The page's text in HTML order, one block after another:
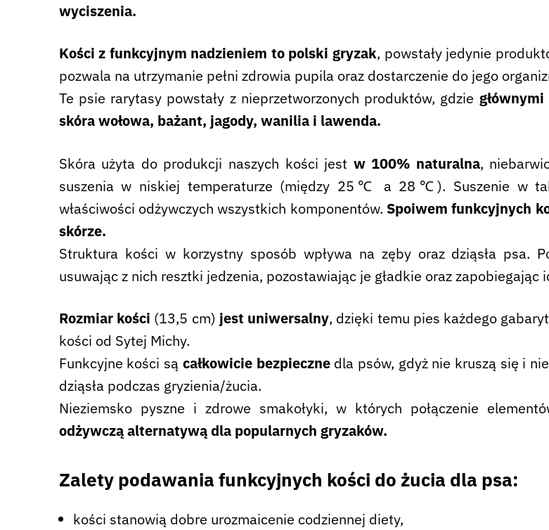
wyciszenia.
Kości z funkcyjnym nadzieniem to polski gryzak, powstały jedynie
pozwala na utrzymanie pełni zdrowia pupila oraz dostarczenie do jego
Te psie rarytasy powstały z nieprzetworzonych produktów, gdzie
skóra wołowa, bażant, jagody, wanilia i lawenda.
Skóra użyta do produkcji naszych kości jest w 100% naturalna,
suszenia w niskiej temperaturze (między 25℃ a 28℃). Suszenie w
właściwości odżywczych wszystkich komponentów. Spoiwem funkcyjnych
skórze.
Struktura kości w korzystny sposób wpływa na zęby oraz dziąsła psa.
usuwając z nich resztki jedzenia, pozostawiając je gładkie oraz zapobiegając
Rozmiar kości (13,5 cm) jest uniwersalny, dzięki temu pies każdego
kości od Sytej Michy.
Funkcyjne kości są całkowicie bezpiecznedla psów, gdyż nie kruszą się i
dziąsła podczas gryzienia/żucia.
Nieziemsko pyszne i zdrowe smakołyki, w których połączenie
odżywczą alternatywą dla popularnych gryzaków.
Zalety podawania funkcyjnych kości do żucia dla psa:
kości stanowią dobre urozmaicenie codziennej diety,